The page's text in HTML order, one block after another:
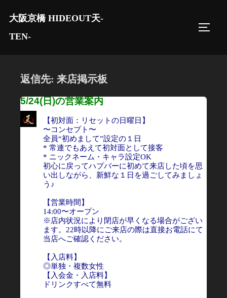
大阪京橋 HIDEOUT天-
TEN-
返信先: 来店掲示板
5/24(日)の営業案内
【初対面：リセットの日曜日】
〜コンセプト〜
全員“初めまして”設定の１日
* 常連でもあえて初対面として接客
* ニックネーム・キャラ設定OK
初心に戻ってハプバーに初めて来店した頃を思
い出しながら、新鮮な１日を過ごしてみましょ
う♪
【営業時間】
14:00〜オープン
※店内状況により閉店が早くなる場合がござい
ます。22時以降にご来店の際は直接お電話にて
当店へご確認ください。
【入店料】
◎単独・複数女性
【入会金・入店料】
ドリンクすべて無料